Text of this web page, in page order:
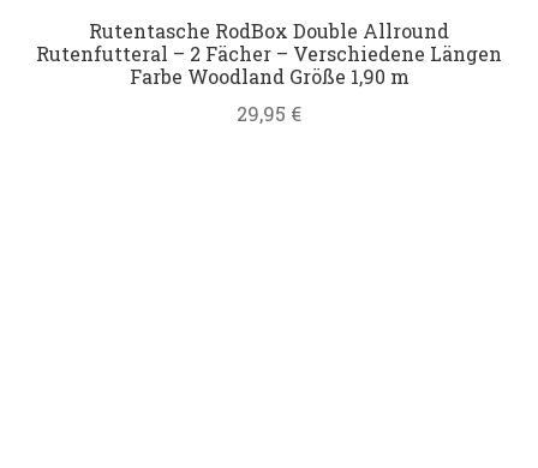
Rutentasche RodBox Double Allround
Rutenfutteral – 2 Fächer – Verschiedene Längen
Farbe Woodland Größe 1,90 m
29,95 €